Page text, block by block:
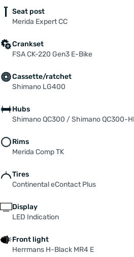
Seat post
Merida Expert CC
Crankset
FSA CK-220 Gen3 E-Bike
Cassette/ratchet
Shimano LG400
Hubs
Shimano QC300 / Shimano QC300-
Rims
Merida Comp TK
Tires
Continental eContact Plus
Display
LED Indication
Front light
Herrmans H-Black MR4 E